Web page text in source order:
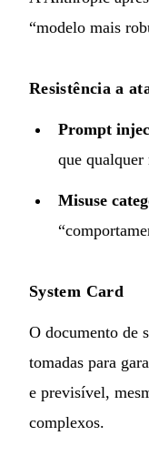
“modelo mais
Resistência a
Prompt
que
Misuse
System Card
O documento de
tomadas para
e previsível,
complexos.